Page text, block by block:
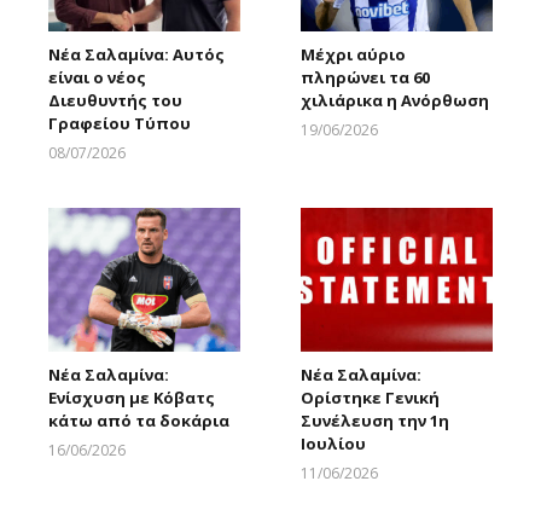
Νέα Σαλαμίνα: Αυτός
είναι ο νέος
Διευθυντής του
Γραφείου Τύπου
08/07/2026
Μέχρι αύριο
πληρώνει τα 60
χιλιάρικα η Ανόρθωση
19/06/2026
Νέα Σαλαμίνα:
Ενίσχυση με Κόβατς
κάτω από τα δοκάρια
16/06/2026
Νέα Σαλαμίνα:
Ορίστηκε Γενική
Συνέλευση την 1η
Ιουλίου
11/06/2026